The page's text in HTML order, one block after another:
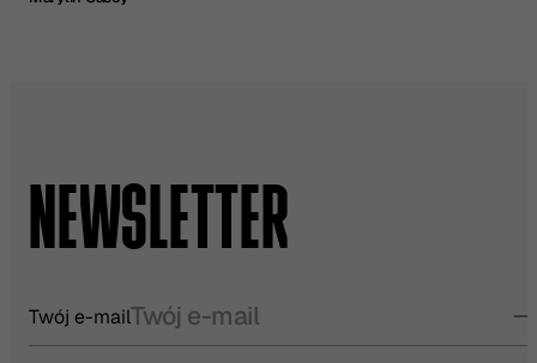
NEWSLETTER
Twój e-mail